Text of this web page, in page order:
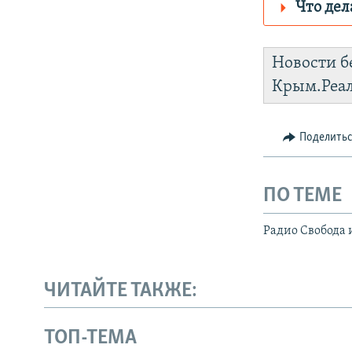
Что
Telegram
Новости
ПО ТЕМЕ
Радио Свобода
ЧИТАЙТЕ ТАКЖЕ:
ТОП-ТЕМА